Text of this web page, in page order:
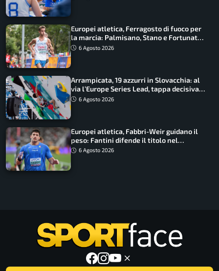
Europei atletica, Ferragosto di fuoco per
la marcia: Palmisano, Stano e Fortunato
guidano l’Italia
6 Agosto 2026
Arrampicata, 19 azzurri in Slovacchia: al
via l’Europe Series Lead, tappa decisiva
per la Speed
6 Agosto 2026
Europei atletica, Fabbri-Weir guidano il
peso: Fantini difende il titolo nel
martello
6 Agosto 2026